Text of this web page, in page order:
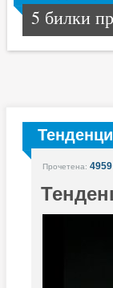
5 билки
Прочетена: 4959